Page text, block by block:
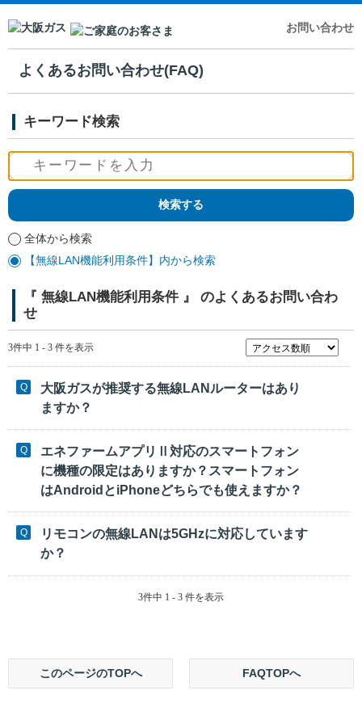
お問い合わせ
よくあるお問い合わせ(FAQ)
キーワード検索
全体から検索
【無線LAN機能利用条件】内から検索
『 無線LAN機能利用条件 』 のよくあるお問い合わ
せ
3件中 1 - 3 件を表示
大阪ガスが推奨する無線LANルーターはあり
ますか？
エネファームアプリⅡ対応のスマートフォン
に機種の限定はありますか？スマートフォン
はAndroidとiPhoneどちらでも使えますか？
リモコンの無線LANは5GHzに対応しています
か？
3件中 1 - 3 件を表示
このページのTOPへ FAQTOPへ